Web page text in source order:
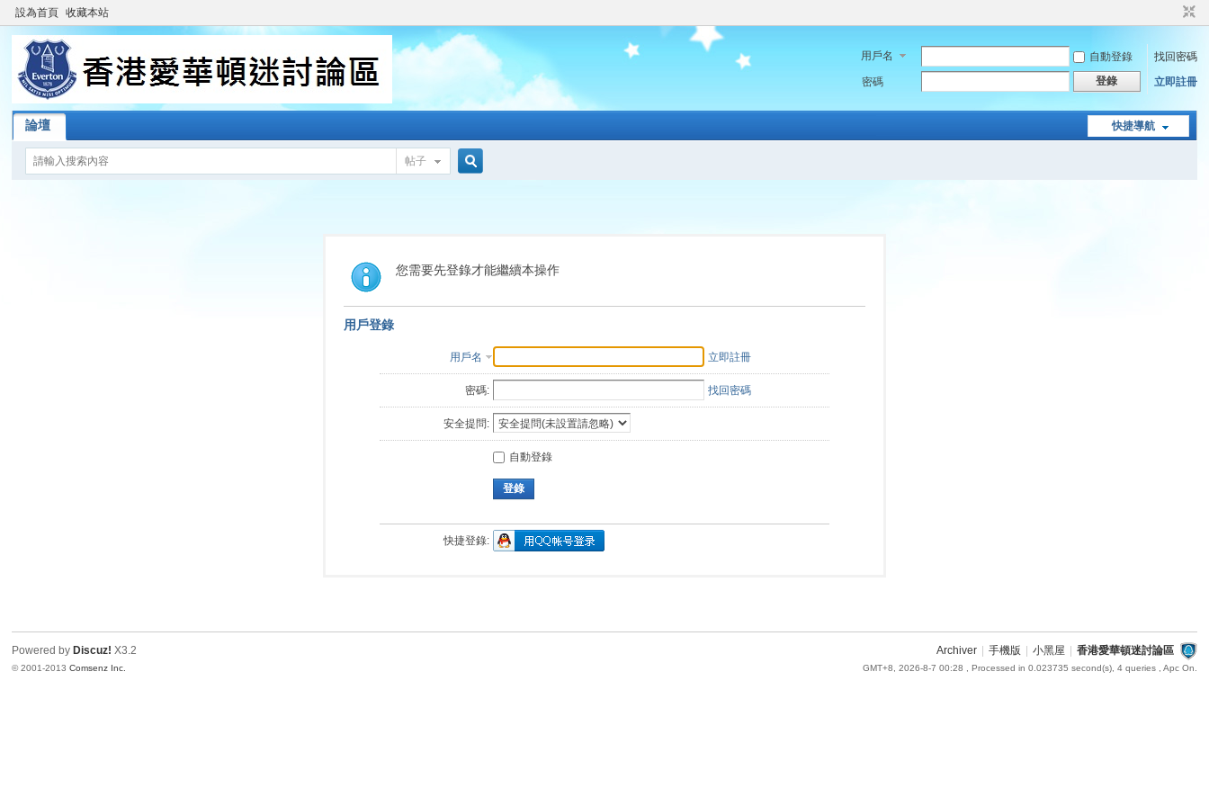
設為首頁 收藏本站
用戶名 自動登錄
找回密碼
密碼
登錄 立即註冊
快捷導航
論壇
帖子
索
您需要先登錄才能繼續本操作
用戶登錄
用戶名 立即註冊
密碼: 找回密碼
安全提問:
自動登錄
登錄
快捷登錄:
Archiver 手機版 小黑屋 香港愛華頓迷討論區
GMT+8, 2026-8-7 00:28 , Processed in 0.023735 second(s), 4 queries , Apc On.
Powered by Discuz! X3.2
© 2001-2013Comsenz Inc.